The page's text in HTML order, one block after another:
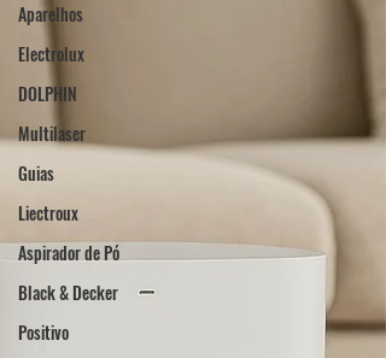
Aparelhos
Electrolux
DOLPHIN
Multilaser
Guias
Liectroux
Aspirador de Pó
Black & Decker
Positivo